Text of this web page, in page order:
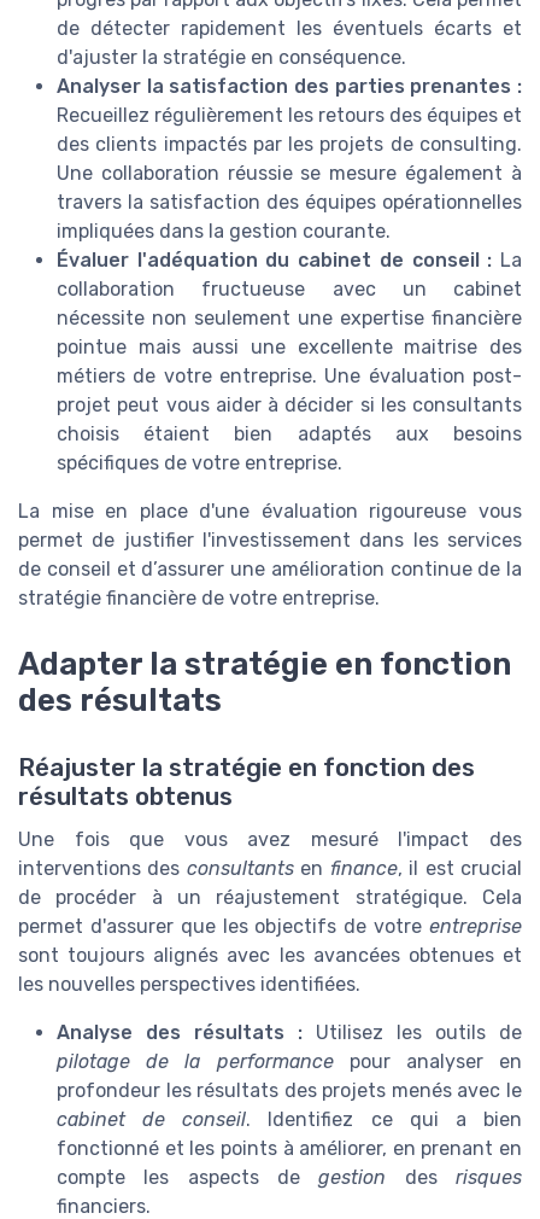
de détecter rapidement les éventuels écarts et
d'ajuster la stratégie en conséquence.
Analyser la satisfaction des parties prenantes :
Recueillez régulièrement les retours des équipes et
des clients impactés par les projets de consulting.
Une collaboration réussie se mesure également à
travers la satisfaction des équipes opérationnelles
impliquées dans la gestion courante.
Évaluer l'adéquation du cabinet de conseil : La
collaboration fructueuse avec un cabinet
nécessite non seulement une expertise financière
pointue mais aussi une excellente maitrise des
métiers de votre entreprise. Une évaluation post-
projet peut vous aider à décider si les consultants
choisis étaient bien adaptés aux besoins
spécifiques de votre entreprise.
La mise en place d'une évaluation rigoureuse vous
permet de justifier l'investissement dans les services
de conseil et d’assurer une amélioration continue de la
stratégie financière de votre entreprise.
Adapter la stratégie en fonction
des résultats
Réajuster la stratégie en fonction des
résultats obtenus
Une fois que vous avez mesuré l'impact des
interventions des consultantsen finance, il est crucial
de procéder à un réajustement stratégique. Cela
permet d'assurer que les objectifs de votre entreprise
sont toujours alignés avec les avancées obtenues et
les nouvelles perspectives identifiées.
Analyse des résultats : Utilisez les outils de
pilotage de la performancepour analyser en
profondeur les résultats des projets menés avec le
cabinet de conseil. Identifiez ce qui a bien
fonctionné et les points à améliorer, en prenant en
compte les aspects degestion desrisques
financiers.